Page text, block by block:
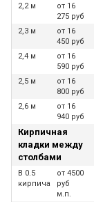
2,2 м
от 16
275 руб
2,3 м
от 16
450 руб
2,4 м
от 16
590 руб
2,5 м
от 16
800 руб
2,6 м
от 16
940 руб
Кирпичная
кладки между
столбами
В 0.5
кирпича
от 4500
руб
м.п.